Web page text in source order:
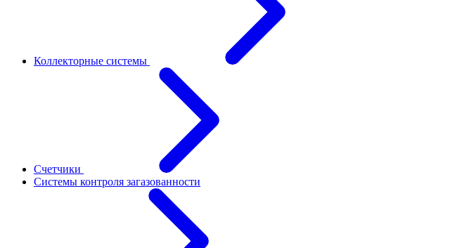
Коллекторные системы
Счетчики
Системы контроля загазованности